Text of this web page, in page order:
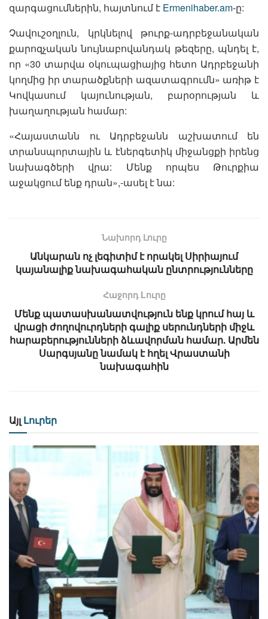
զարգացումներին, հայտնում է Ermenihaber.am-ը:
Չավուշօղլուն, կրկնելով թուրք-ադրբեջանական
քարոզչական նույնաբովանդակ թեզերը, պնդել է,
որ «30 տարվա օկուպացիայից հետո Ադրբեջանի
կողմից իր տարածքների ազատագրումն» առիթ է
Կովկասում կայունության, բարօրության և
խաղաղության համար:
«Հայաստանն ու Ադրբեջանն աշխատում են
տրանսպորտային և էներգետիկ միջանցքի իրենց
նախագծերի վրա: Մենք որպես Թուրքիա
աջակցում ենք դրան»,-ասել է նա:
Նախորդ Լուրը
Անկարան ոչ լեգիտիմ է որակել Սիրիայում
կայանալիք նախագահական ընտրությունները
Հաջորդ Lուրը
Մենք պատասխանատվություն ենք կրում հայ և
վրացի ժողովուրդների գալիք սերունդների միջև
հարաբերությունների ձևավորման համար. Արմեն
Սարգսյանը նամակ է հղել Վրաստանի
նախագահին
Այլ Լուրեր